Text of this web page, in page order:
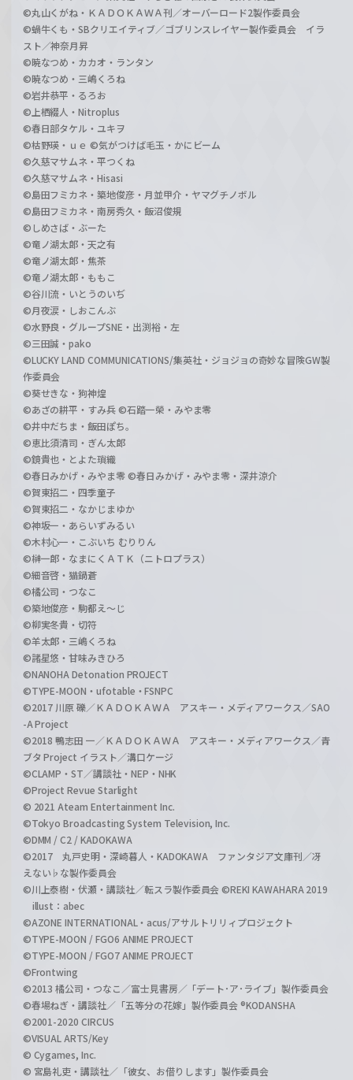
©丸山くがね・ＫＡＤＯＫＡＷＡ刊／オーバーロード2製作委員会
©蝸牛くも・SBクリエイティブ／ゴブリンスレイヤー製作委員会 イラ
スト／神奈月昇
©暁なつめ・カカオ・ランタン
©暁なつめ・三嶋くろね
©岩井恭平・るろお
©上栖綴人・Nitroplus
©春日部タケル・ユキヲ
©枯野瑛・ｕｅ ©気がつけば毛玉・かにビーム
©久慈マサムネ・平つくね
©久慈マサムネ・Hisasi
©島田フミカネ・築地俊彦・月並甲介・ヤマグチノボル
©島田フミカネ・南房秀久・飯沼俊規
©しめさば・ぶーた
©竜ノ湖太郎・天之有
©竜ノ湖太郎・焦茶
©竜ノ湖太郎・ももこ
©谷川流・いとうのいぢ
©月夜涙・しおこんぶ
©水野良・グループSNE・出渕裕・左
©三田誠・pako
©LUCKY LAND COMMUNICATIONS/集英社・ジョジョの奇妙な冒険GW製
作委員会
©葵せきな・狗神煌
©あざの耕平・すみ兵 ©石踏一榮・みやま零
©井中だちま・飯田ぽち。
©恵比須清司・ぎん太郎
©鏡貴也・とよた瑣織
©春日みかげ・みやま零 ©春日みかげ・みやま零・深井涼介
©賀東招二・四季童子
©賀東招二・なかじまゆか
©神坂一・あらいずみるい
©木村心一・こぶいち むりりん
©榊一郎・なまにくＡＴＫ（ニトロプラス）
©細音啓・猫鍋蒼
©橘公司・つなこ
©築地俊彦・駒都え～じ
©柳実冬貴・切符
©羊太郎・三嶋くろね
©諸星悠・甘味みきひろ
©NANOHA Detonation PROJECT
©TYPE-MOON・ufotable・FSNPC
©2017 川原 礫／ＫＡＤＯＫＡＷＡ アスキー・メディアワークス／SAO
-A Project
©2018 鴨志田 一／ＫＡＤＯＫＡＷＡ アスキー・メディアワークス／青
ブタ Project イラスト／溝口ケージ
©CLAMP・ST／講談社・NEP・NHK
©Project Revue Starlight
© 2021 Ateam Entertainment Inc.
©Tokyo Broadcasting System Television, Inc.
©DMM / C2 / KADOKAWA
©2017 丸戸史明・深崎暮人・KADOKAWA ファンタジア文庫刊／冴
えない♭な製作委員会
©川上泰樹・伏瀬・講談社／転スラ製作委員会 ©REKI KAWAHARA 2019
illust：abec
©AZONE INTERNATIONAL・acus/アサルトリリィプロジェクト
©TYPE-MOON / FGO6 ANIME PROJECT
©TYPE-MOON / FGO7 ANIME PROJECT
©Frontwing
©2013 橘公司・つなこ／富士見書房／「デート･ア･ライブ」製作委員会
©春場ねぎ・講談社／「五等分の花嫁」製作委員会 ®KODANSHA
©2001-2020 CIRCUS
©VISUAL ARTS/Key
© Cygames, Inc.
© 宮島礼吏・講談社／「彼女、お借りします」製作委員会